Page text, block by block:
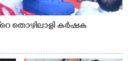
തൊഴിലാളി കർഷക